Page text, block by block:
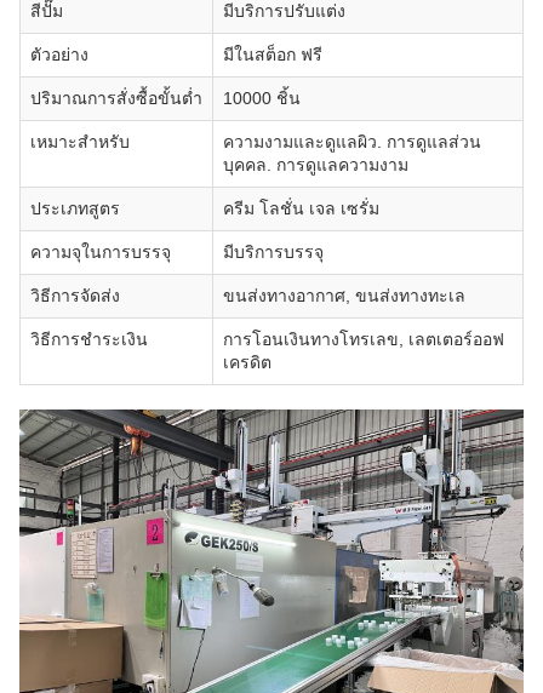
สีปั๊ม มีบริการปรับแต่ง
ตัวอย่าง มีในสต็อก ฟรี
ปริมาณการสั่งซื้อขั้นต่ำ 10000 ชิ้น
เหมาะสำหรับ
ความงามและดูแลผิว. การดูแลส่วน
บุคคล. การดูแลความงาม
ประเภทสูตร ครีม โลชั่น เจล เซรั่ม
ความจุในการบรรจุ มีบริการบรรจุ
วิธีการจัดส่ง ขนส่งทางอากาศ, ขนส่งทางทะเล
วิธีการชำระเงิน
การโอนเงินทางโทรเลข, เลตเตอร์ออฟ
เครดิต